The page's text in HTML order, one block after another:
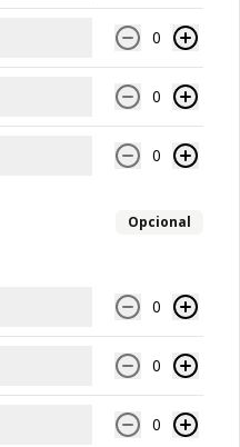
Cerdo Cebollin
Cerdo Chunsan
0
0
0
Opcional
0
0
0